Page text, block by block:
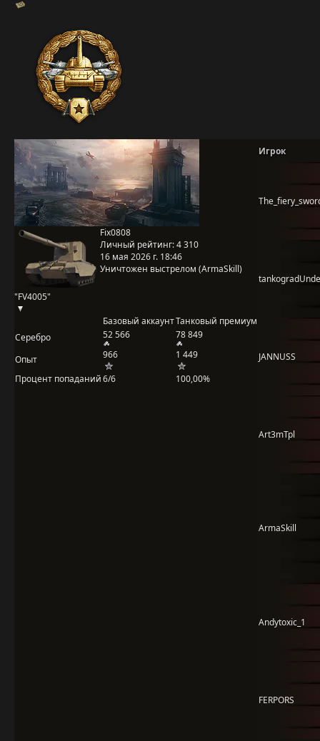
"FV4005"
Fix0808
Личный рейтинг:4 310
16 мая 2026 г. 18:46
Уничтожен выстрелом (ArmaSkill)
Базовый аккаунтТанковый премиум
Серебро
52 566 78 849
Опыт 966
1 449
Процент попаданий6/6 100,00%
Игрок
JANNUSS
Art3mTpl
ArmaSkill
Andytoxic_1
FERPORS